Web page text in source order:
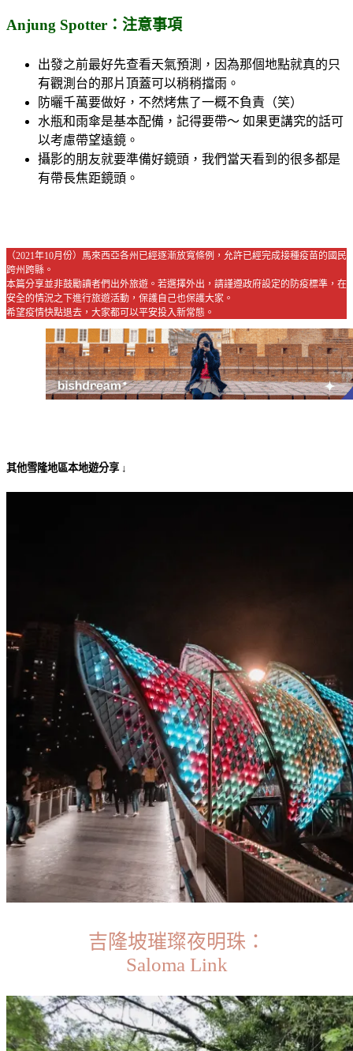
Anjung Spotter：注意事項
出發之前最好先查看天氣預測，因為那個地點就真的只
有觀測台的那片頂蓋可以稍稍擋雨。
防曬千萬要做好，不然烤焦了一概不負責（笑）
水瓶和雨傘是基本配備，記得要帶～ 如果更講究的話可
以考慮帶望遠鏡。
攝影的朋友就要準備好鏡頭，我們當天看到的很多都是
有帶長焦距鏡頭。
（2021年10月份）馬來西亞各州已經逐漸放寬條例，允許已經完成接種疫苗的國民
跨州跨縣。
本篇分享並非鼓勵讀者們出外旅遊。若選擇外出，請謹遵政府設定的防疫標準，在
安全的情況之下進行旅遊活動，保護自己也保護大家。
希望疫情快點退去，大家都可以平安投入新常態。
其他雪隆地區本地遊分享 ↓
吉隆坡璀璨夜明珠：
Saloma Link